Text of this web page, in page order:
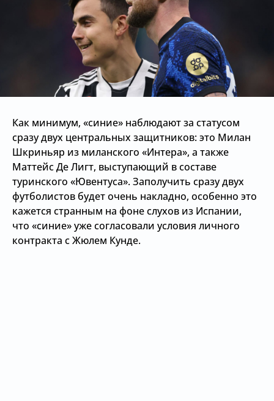
Как минимум, «синие» наблюдают за статусом
сразу двух центральных защитников: это Милан
Шкриньяр из миланского «Интера», а также
Маттейс Де Лигт, выступающий в составе
туринского «Ювентуса». Заполучить сразу двух
футболистов будет очень накладно, особенно это
кажется странным на фоне слухов из Испании,
что «синие» уже согласовали условия личного
контракта с Жюлем Кунде.